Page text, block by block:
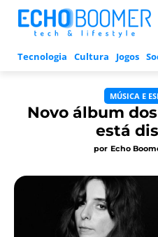
Tecnologia Cultura Jogos
MÚSICA E
Novo álbum
está
por Echo